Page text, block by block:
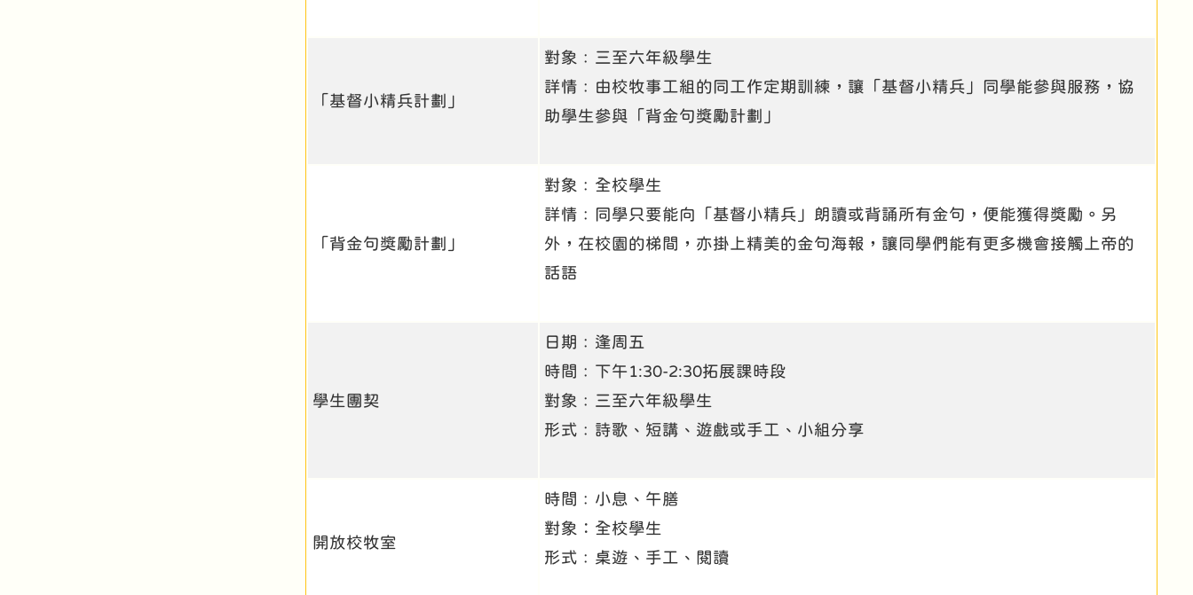
「基督小精兵計劃」
對象﹕三至六年級學生
詳情﹕由校牧事工組的同工作定期訓練，讓「基督小精兵」同學能參與服務，協
助學生參與「背金句獎勵計劃」
「背金句獎勵計劃」
對象﹕全校學生
詳情﹕同學只要能向「基督小精兵」朗讀或背誦所有金句，便能獲得獎勵。另
外，在校園的梯間，亦掛上精美的金句海報，讓同學們能有更多機會接觸上帝的
話語
學生團契
日期﹕逢周五
時間﹕下午1:30-2:30拓展課時段
對象﹕三至六年級學生
形式﹕詩歌、短講、遊戲或手工、小組分享
開放校牧室
時間﹕小息、午膳
對象：全校學生
形式﹕桌遊、手工、閱讀